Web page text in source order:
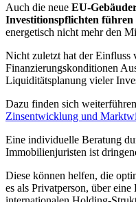
Auch die neue EU-
Investitionspflichten führen
energetisch nicht mehr den
Nicht zuletzt hat der Einfluss
Finanzierungskonditionen
Liquiditätsplanung vieler
Dazu finden sich
Zinsentwicklung und
Eine individuelle Beratung
Immobilienjuristen ist
Diese können helfen, die
es als Privatperson, über